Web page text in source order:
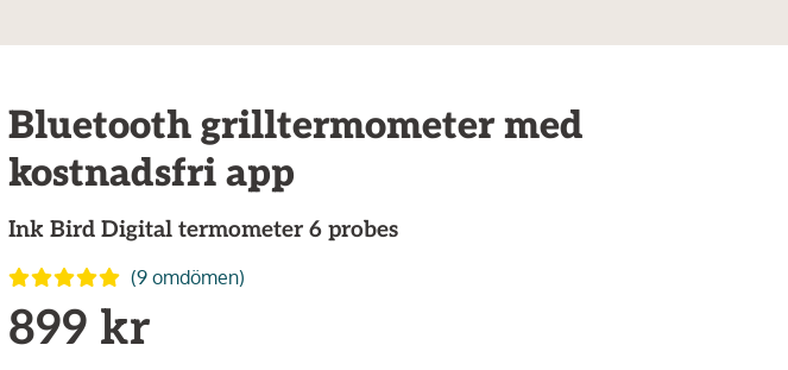
Bluetooth grilltermometer med
kostnadsfri app
Ink Bird Digital termometer 6 probes
(9 omdömen)
899 kr